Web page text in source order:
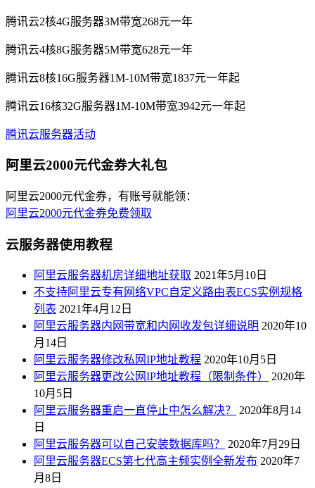
腾讯云2核4G服务器3M带宽268元一年
腾讯云4核8G服务器5M带宽628元一年
腾讯云8核16G服务器1M-10M带宽1837元一年起
腾讯云16核32G服务器1M-10M带宽3942元一年起
腾讯云服务器活动
阿里云2000元代金券大礼包
阿里云2000元代金券，有账号就能领：
阿里云2000元代金券免费领取
云服务器使用教程
阿里云服务器机房详细地址获取 2021年5月10日
不支持阿里云专有网络VPC自定义路由表ECS实例规格
列表 2021年4月12日
阿里云服务器内网带宽和内网收发包详细说明 2020年10
月14日
阿里云服务器修改私网IP地址教程 2020年10月5日
阿里云服务器更改公网IP地址教程（限制条件）
2020年
10月5日
阿里云服务器重启一直停止中怎么解决？
2020年8月14
日
阿里云服务器可以自己安装数据库吗？
2020年7月29日
阿里云服务器ECS第七代高主频实例全新发布 2020年7
月8日